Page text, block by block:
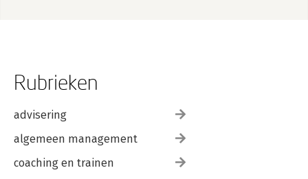
Rubrieken
advisering
algemeen management
coaching en trainen